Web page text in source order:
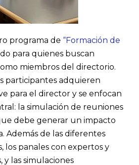
programa de “Formación de
para quienes buscan
miembros del directorio.
participantes adquieren
para el director y se enfocan
la simulación de reuniones
debe generar un impacto
Además de las diferentes
los panales con expertos y
y las simulaciones